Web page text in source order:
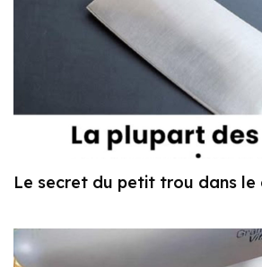
Le secret du petit trou dans le